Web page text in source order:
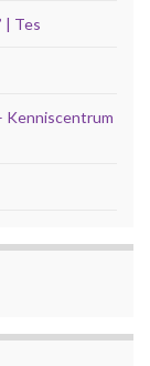
| Tes
Kenniscentrum